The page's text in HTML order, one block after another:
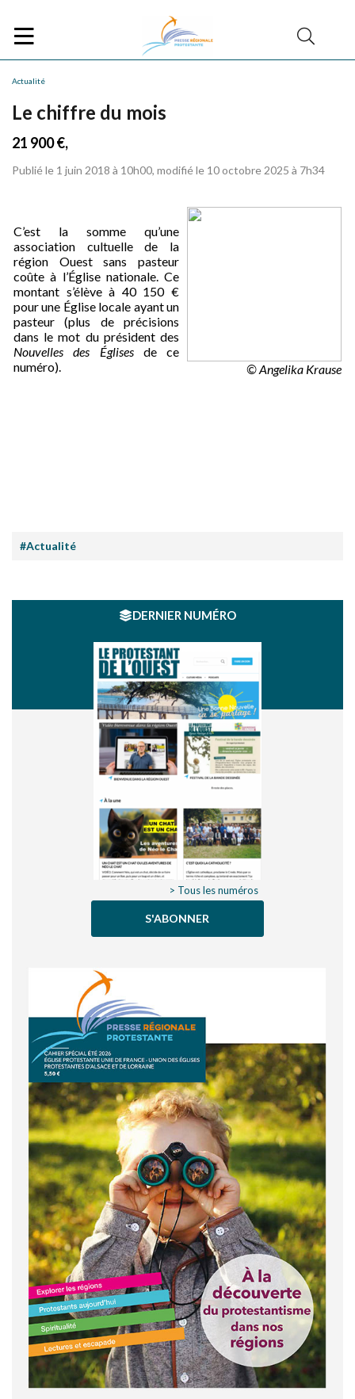
Actualité
Le chiffre du mois
21 900 €,
Publié le 1 juin 2018 à 10h00, modifié le 10 octobre 2025 à 7h34
C’est la somme qu’une
association cultuelle de la
région Ouest sans pasteur
coûte à l’Église nationale. Ce
montant s’élève à 40 150 €
pour une Église locale ayant un
pasteur (plus de précisions
dans le mot du président des
Nouvelles des Églisesde ce
numéro).
© Angelika Krause
#Actualité
DERNIER NUMÉRO
> Tous les numéros
S'ABONNER